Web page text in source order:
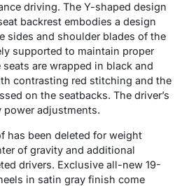
driving. The Y-shaped design
backrest embodies a design
sides and shoulder blades of the
supported to maintain proper
are wrapped in black and
contrasting red stitching and the
on the seatbacks. The driver’s
adjustments.
has been deleted for weight
of gravity and additional
drivers. Exclusive all-new 19-
in satin gray finish come